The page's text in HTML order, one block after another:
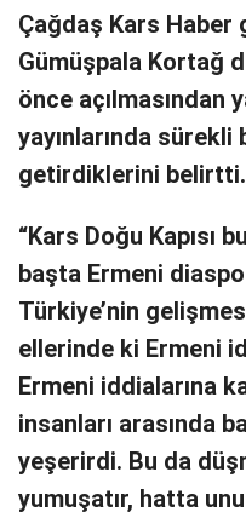
Çağdaş Kars Haber
Gümüşpala Kortağ
önce açılmasından
yayınlarında sürekli
getirdiklerini belirtti.
“Kars Doğu Kapısı
başta Ermeni
Türkiye’nin
ellerinde ki Ermeni
Ermeni iddialarına
insanları arasında
yeşerirdi. Bu da
yumuşatır, hatta